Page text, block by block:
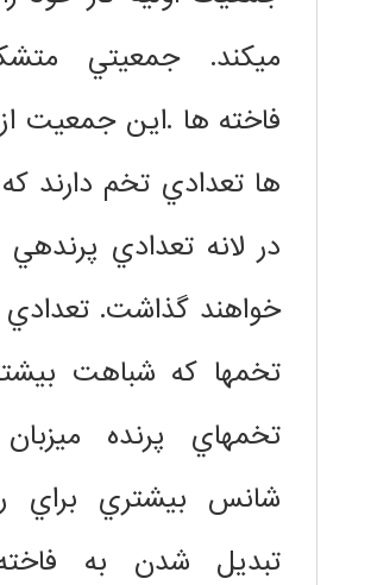
ميكند. جمعيتي
فاخته ها .اين جمعيت
ها تعدادي تخم دارند كه
در لانه تعدادي پرندهي
خواهند گذاشت. تعدادي
تخمها كه شباهت
تخمهاي پرنده ميزبان
شانس بيشتري براي
تبديل شدن به